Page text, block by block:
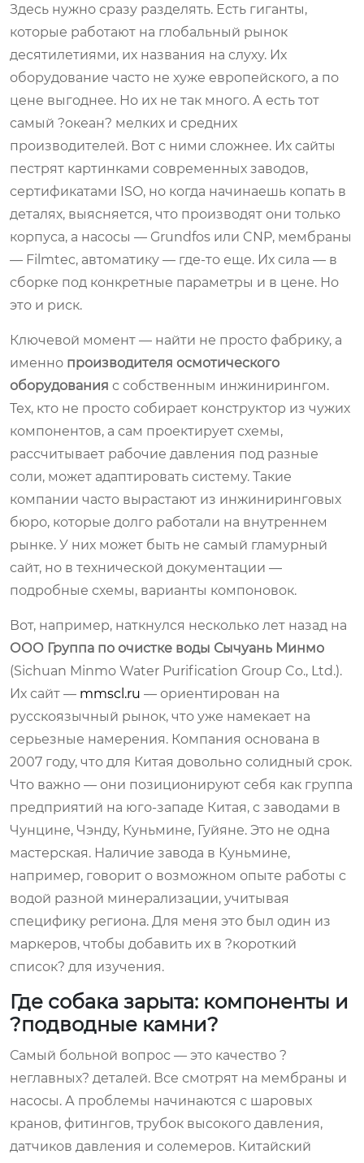
Здесь нужно сразу разделять. Есть гиганты,
которые работают на глобальный рынок
десятилетиями, их названия на слуху. Их
оборудование часто не хуже европейского, а по
цене выгоднее. Но их не так много. А есть тот
самый ?океан? мелких и средних
производителей. Вот с ними сложнее. Их сайты
пестрят картинками современных заводов,
сертификатами ISO, но когда начинаешь копать в
деталях, выясняется, что производят они только
корпуса, а насосы — Grundfos или CNP, мембраны
— Filmtec, автоматику — где-то еще. Их сила — в
сборке под конкретные параметры и в цене. Но
это и риск.
Ключевой момент — найти не просто фабрику, а
именно производителя осмотического
оборудования с собственным инжинирингом.
Тех, кто не просто собирает конструктор из чужих
компонентов, а сам проектирует схемы,
рассчитывает рабочие давления под разные
соли, может адаптировать систему. Такие
компании часто вырастают из инжиниринговых
бюро, которые долго работали на внутреннем
рынке. У них может быть не самый гламурный
сайт, но в технической документации —
подробные схемы, варианты компоновок.
Вот, например, наткнулся несколько лет назад на
ООО Группа по очистке воды Сычуань Минмо
(Sichuan Minmo Water Purification Group Co., Ltd.).
Их сайт — mmscl.ru — ориентирован на
русскоязычный рынок, что уже намекает на
серьезные намерения. Компания основана в
2007 году, что для Китая довольно солидный срок.
Что важно — они позиционируют себя как группа
предприятий на юго-западе Китая, с заводами в
Чунцине, Чэнду, Куньмине, Гуйяне. Это не одна
мастерская. Наличие завода в Куньмине,
например, говорит о возможном опыте работы с
водой разной минерализации, учитывая
специфику региона. Для меня это был один из
маркеров, чтобы добавить их в ?короткий
список? для изучения.
Где собака зарыта: компоненты и
?подводные камни?
Самый больной вопрос — это качество ?
неглавных? деталей. Все смотрят на мембраны и
насосы. А проблемы начинаются с шаровых
кранов, фитингов, трубок высокого давления,
датчиков давления и солемеров. Китайский